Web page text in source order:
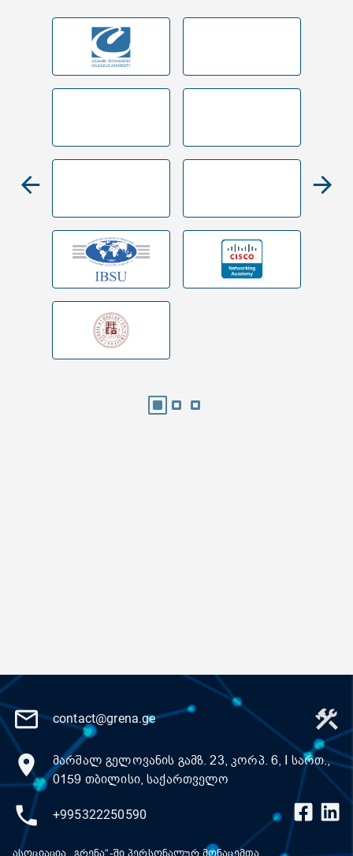
contact@grena.ge
მარშალ გელოვანის გამზ. 23, კორპ. 6, I სართ.,
0159 თბილისი, საქართველო
+995322250590